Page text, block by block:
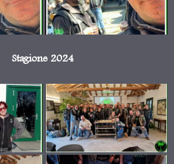
Stagione 2024